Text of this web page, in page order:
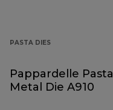
PASTA DIES
Pappardelle Pasta
Metal Die A910